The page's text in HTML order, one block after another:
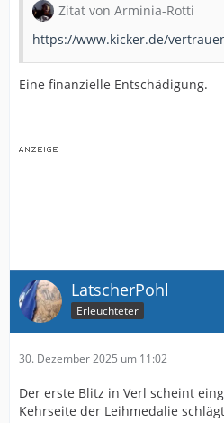
Zitat von Arminia-Rotti
https://www.kicker.de/
Eine finanzielle Entschädigung.
LatscherPohl
Erleuchteter
30. Dezember 2025 um 11:02
Der erste Blitz in Verl scheint
Kehrseite der Leihmedalie